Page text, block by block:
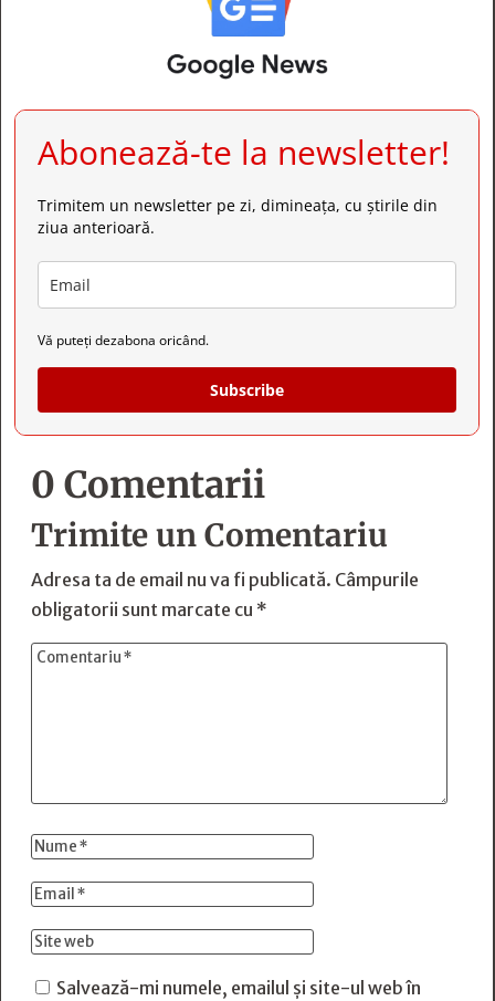
Abonează-te la newsletter!
Trimitem un newsletter pe zi, dimineața, cu știrile din
ziua anterioară.
Vă puteți dezabona oricând.
Subscribe
0 Comentarii
Trimite un Comentariu
Adresa ta de email nu va fi publicată. Câmpurile
obligatorii sunt marcate cu *
Salvează-mi numele, emailul și site-ul web în